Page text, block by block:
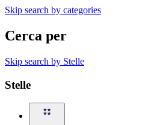
Skip search by categories
Cerca per
Skip search by Stelle
Stelle